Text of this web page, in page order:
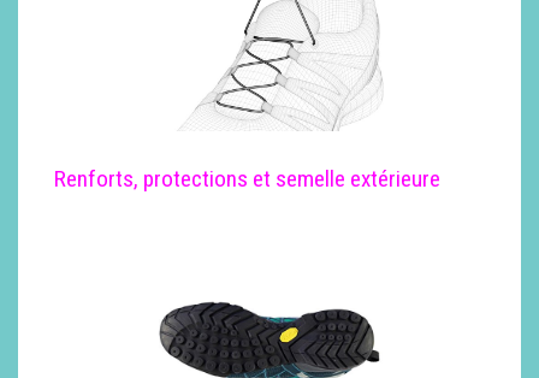
Renforts, protections et semelle extérieure